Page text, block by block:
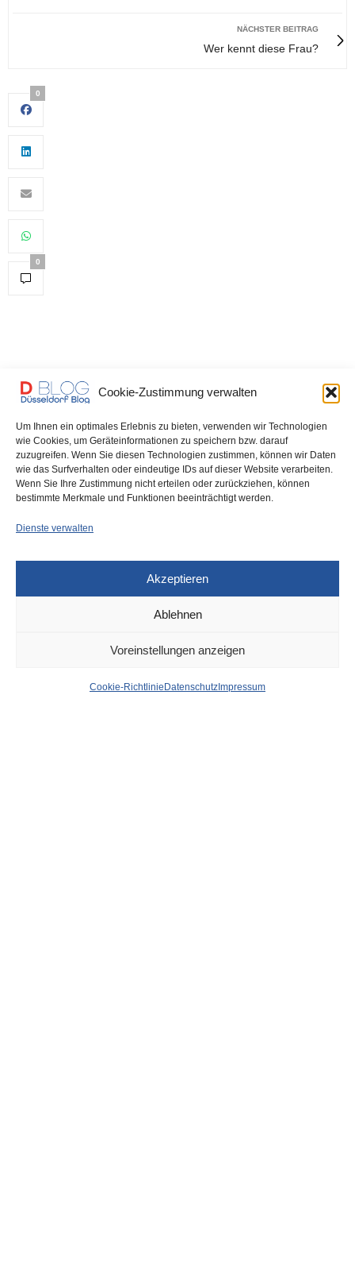
Cookie-Zustimmung verwalten
Um Ihnen ein optimales Erlebnis zu bieten, verwenden wir Technologien
wie Cookies, um Geräteinformationen zu speichern bzw. darauf
zuzugreifen. Wenn Sie diesen Technologien zustimmen, können wir Daten
wie das Surfverhalten oder eindeutige IDs auf dieser Website verarbeiten.
Wenn Sie Ihre Zustimmung nicht erteilen oder zurückziehen, können
bestimmte Merkmale und Funktionen beeinträchtigt werden.
Dienste verwalten
Akzeptieren
Ablehnen
Voreinstellungen anzeigen
Cookie-Richtlinie Datenschutz Impressum
NÄCHSTER BEITRAG
Wer kennt diese Frau?
0
0
Rumäne ohne Geld, aber
mit viel Kaffeedurst – jetzt
sitzt er
vonWOLFGANG OSINSKI
wird vorgeworfen, am Montagabend (29.11.) in einem
Gesamtwert von 106 Euro entwendet zu haben.